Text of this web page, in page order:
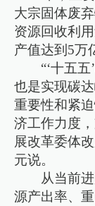
大宗固体废
资源回收利
产值达到5万
“‘十五
也是实现碳
重要性和紧
济工作力度
展改革委体
元说。
从当前
源产出率、